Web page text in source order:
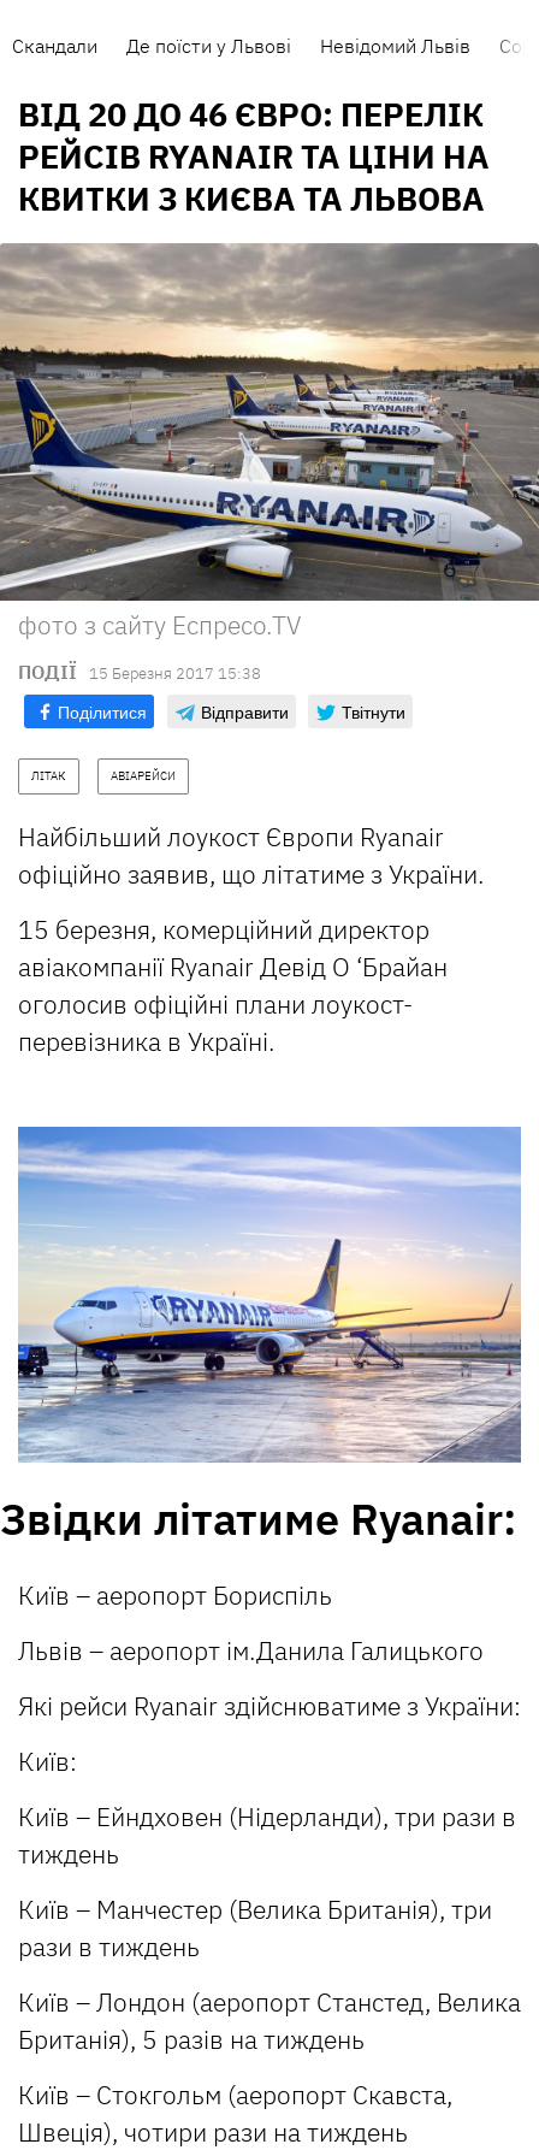
Скандали Де поїсти у Львові Невідомий Львів
ВІД 20 ДО 46 ЄВРО: ПЕРЕЛІК
РЕЙСІВ RYANAIR ТА ЦІНИ НА
КВИТКИ З КИЄВА ТА ЛЬВОВА
фото з сайту Еспресо.TV
ПОДІЇ 15 Березня 2017 15:38
Поділитися Відправити Твітнути
ЛІТАК АВІАРЕЙСИ
Найбільший лоукост Європи Ryanair
офіційно заявив, що літатиме з України.
15 березня, комерційний директор
авіакомпанії Ryanair Девід О ‘Брайан
оголосив офіційні плани лоукост-
перевізника в Україні.
Звідки літатиме Ryanair:
Київ – аеропорт Бориспіль
Львів – аеропорт ім.Данила Галицького
Які рейси Ryanair здійснюватиме з України:
Київ:
Київ – Ейндховен (Нідерланди), три рази в
тиждень
Київ – Манчестер (Велика Британія), три
рази в тиждень
Київ – Лондон (аеропорт Станстед, Велика
Британія), 5 разів на тиждень
Київ – Стокгольм (аеропорт Скавста,
Швеція), чотири рази на тиждень